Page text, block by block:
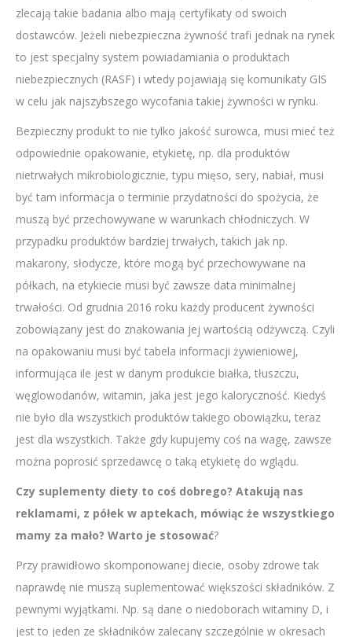
zlecają takie badania albo mają certyfikaty od swoich
dostawców. Jeżeli niebezpieczna żywność trafi jednak na rynek
to jest specjalny system powiadamiania o produktach
niebezpiecznych (RASF) i wtedy pojawiają się komunikaty GIS
w celu jak najszybszego wycofania takiej żywności w rynku.
Bezpieczny produkt to nie tylko jakość surowca, musi mieć też
odpowiednie opakowanie, etykietę, np. dla produktów
nietrwałych mikrobiologicznie, typu mięso, sery, nabiał, musi
być tam informacja o terminie przydatności do spożycia, że
muszą być przechowywane w warunkach chłodniczych. W
przypadku produktów bardziej trwałych, takich jak np.
makarony, słodycze, które mogą być przechowywane na
półkach, na etykiecie musi być zawsze data minimalnej
trwałości. Od grudnia 2016 roku każdy producent żywności
zobowiązany jest do znakowania jej wartością odżywczą. Czyli
na opakowaniu musi być tabela informacji żywieniowej,
informująca ile jest w danym produkcie białka, tłuszczu,
węglowodanów, witamin, jaka jest jego kaloryczność. Kiedyś
nie było dla wszystkich produktów takiego obowiązku, teraz
jest dla wszystkich. Także gdy kupujemy coś na wagę, zawsze
można poprosić sprzedawcę o taką etykietę do wglądu.
Czy suplementy diety to coś dobrego? Atakują nas
reklamami, z półek w aptekach, mówiąc że wszystkiego
mamy za mało? Warto je stosować?
Przy prawidłowo skomponowanej diecie, osoby zdrowe tak
naprawdę nie muszą suplementować większości składników. Z
pewnymi wyjątkami. Np. są dane o niedoborach witaminy D, i
jest to jeden ze składników zalecany szczególnie w okresach